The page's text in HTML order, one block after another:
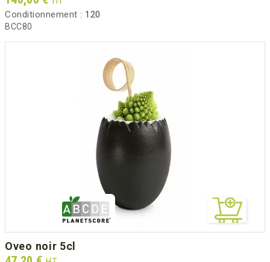
Conditionnement : 120
BCC80
oveo noir 5cl